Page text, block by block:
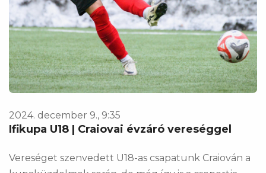
2024. december 9., 9:35
Ifikupa U18 | Craiovai évzáró vereséggel
Vereséget szenvedett U18-as csapatunk Craiován a